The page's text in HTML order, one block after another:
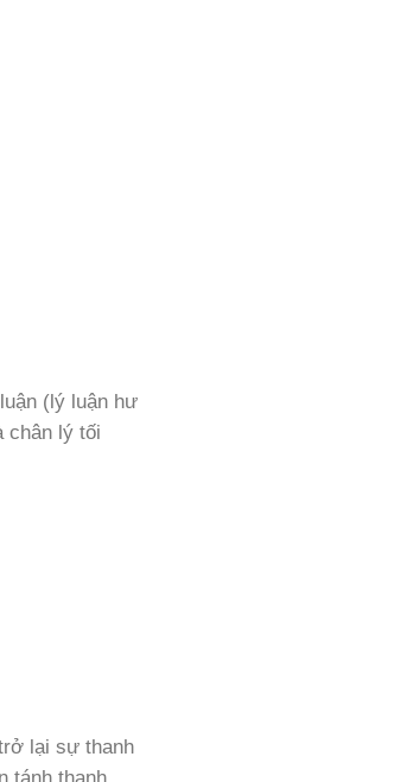
(lý luận hư
chân lý tối
lại sự thanh